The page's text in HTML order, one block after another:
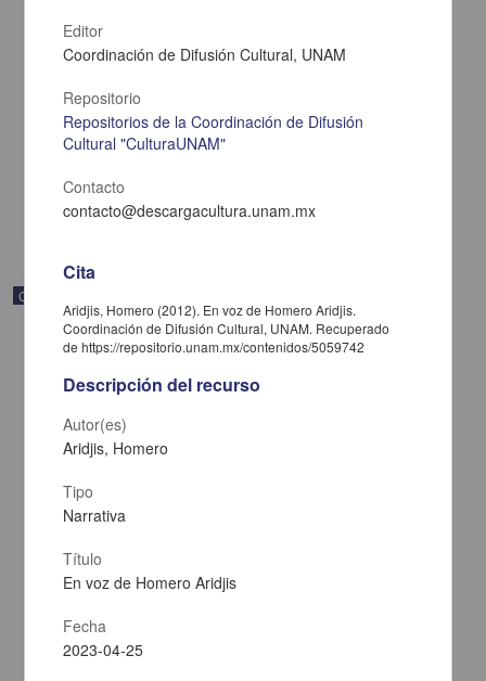
Carta de Zeferino Pérez, el general Antonio Rábago se encuentra
en la ranchería de Samalayuca
Pérez, Zeferino
Correspondencia postal
informa se irá a la costa por prescripción médica
Maytorena, José María
Editor
Coordinación de Difusión Cultural, UNAM
Repositorio
Repositorios de la Coordinación de Difusión
Cultural "CulturaUNAM"
Contacto
contacto@descargacultura.unam.mx
Cita
Aridjis, Homero (2012). En voz de Homero Aridjis.
Coordinación de Difusión Cultural, UNAM. Recuperado
de https://repositorio.unam.mx/contenidos/5059742
Descripción del recurso
Autor(es)
Aridjis, Homero
Tipo
Narrativa
Título
En voz de Homero Aridjis
Fecha
2023-04-25